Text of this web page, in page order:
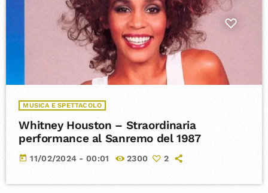
MUSICA E SPETTACOLO
Whitney Houston – Straordinaria
performance al Sanremo del 1987
today 11/02/2024 - 00:01 2300 2